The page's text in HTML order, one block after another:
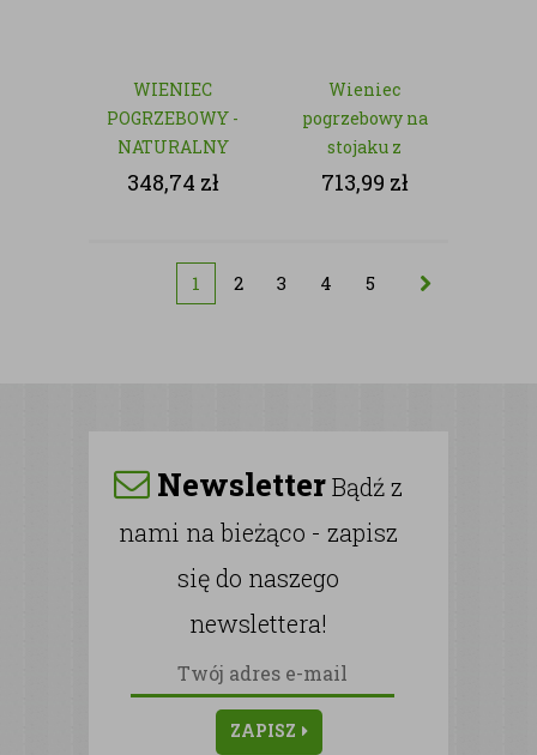
WIENIEC
POGRZEBOWY -
NATURALNY
348,74 zł
Wieniec
pogrzebowy na
stojaku z
czerwonych róż
713,99 zł
1 2 3 4 5
NewsletterBądź z
nami na bieżąco - zapisz
się do naszego
newslettera!
ZAPISZ